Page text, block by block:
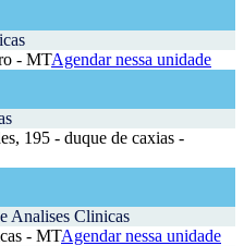
- MTAgendar nessa unidade
195 - duque de caxias -
Analises Clinicas
- MTAgendar nessa unidade